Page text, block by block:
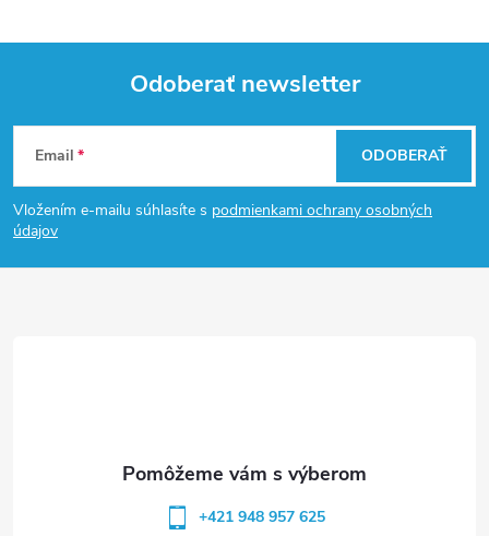
Z
á
p
Odoberať newsletter
Email
Vložením e-mailu súhlasíte s podmienkami ochrany osobných
údajov
ODOBERAŤ
+421 948 957 625